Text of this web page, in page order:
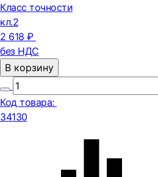
Класс точности
кл.2
2 618 ₽
без НДС
В корзину
Код товара:
34130